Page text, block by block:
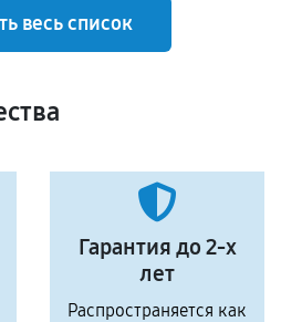
весь список
Гарантия до 2-х
лет
Распространяется как